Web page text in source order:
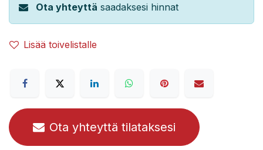
Ota yhteyttä saadaksesi hinnat
Lisää toivelistalle
Ota yhteyttä tilataksesi